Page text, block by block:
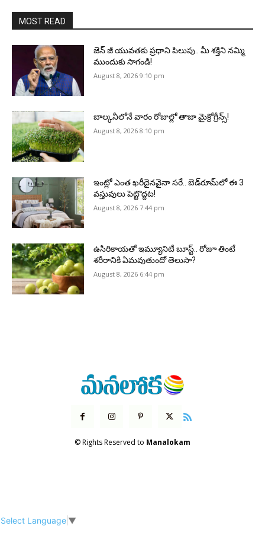
MOST READ
జెన్‌ జీ యువతకు ప్రధాని పిలుపు.. మీ శక్తిని నమ్మి
ముందుకు సాగండి!
August 8, 2026 9:10 pm
బాల్కనీలోనే వారం రోజుల్లో తాజా మైక్రోగ్రీన్స్‌!
August 8, 2026 8:10 pm
ఇంట్లో ఎంత ఖరీదైనవైనా సరే.. బెడ్‌రూమ్‌లో ఈ 3
వస్తువులు పెట్టొద్దట!
August 8, 2026 7:44 pm
ఉసిరికాయతో ఇమ్యూనిటీ బూస్ట్‌.. రోజూ తింటే
శరీరానికి ఏమవుతుందో తెలుసా?
August 8, 2026 6:44 pm
© Rights Reserved to Manalokam
Select Language ▼